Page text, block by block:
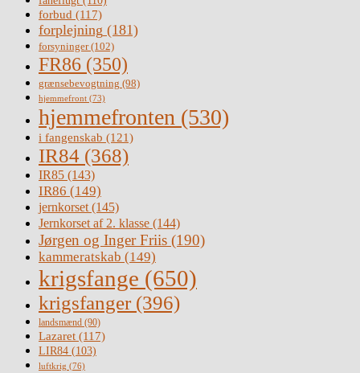
forbud (117)
forplejning (181)
forsyninger(102)
FR86 (350)
grænsebevogtning (98)
hjemmefront (73)
hjemmefronten (530)
i fangenskab (121)
IR84 (368)
IR85 (143)
IR86 (149)
jernkorset(145)
Jernkorset af 2. klasse (144)
Jørgen og Inger Friis (190)
kammeratskab (149)
krigsfange (650)
krigsfanger (396)
landsmænd (90)
Lazaret (117)
LIR84 (103)
luftkrig (76)